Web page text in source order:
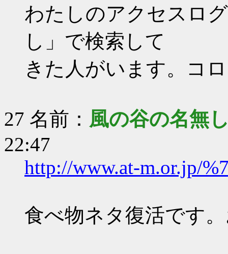
わたしのアクセスロ
し」で検索して
きた人がいます。コ
27 名前： 風の谷の名無
22:47
http://www.at-m.or.jp/
食べ物ネタ復活です